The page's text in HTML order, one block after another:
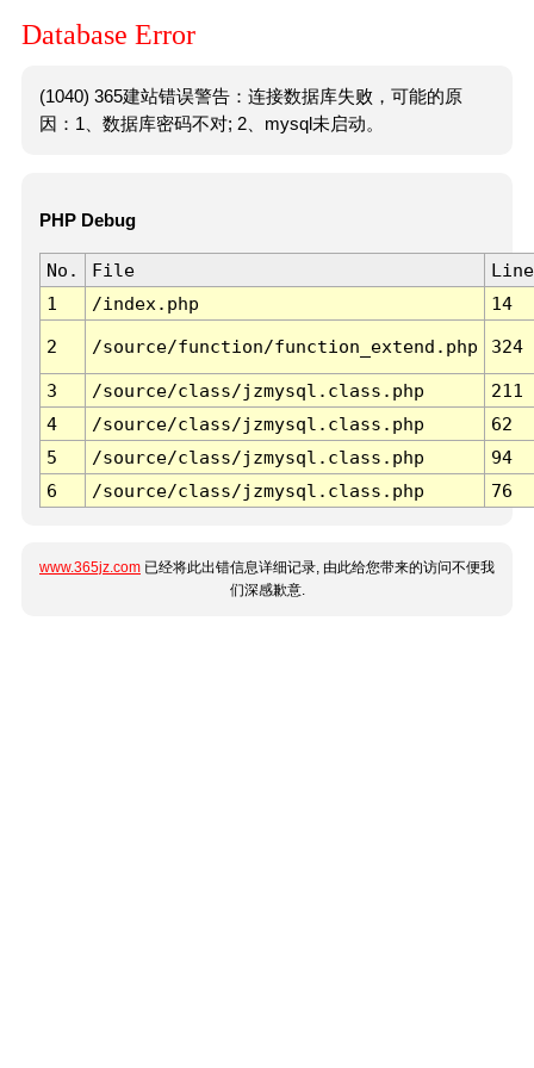
Database Error
(1040) 365建站错误警告：连接数据库失败，可能的原
因：1、数据库密码不对; 2、mysql未启动。
PHP Debug
No. File
Line
1
/index.php 14
2 /source/function/function_extend.php 324
3 /source/class/jzmysql.class.php
211
4
/source/class/jzmysql.class.php
62
5
/source/class/jzmysql.class.php
94
6
/source/class/jzmysql.class.php 76
www.365jz.com 已经将此出错信息详细记录, 由此给您带来的访问不便我
们深感歉意.